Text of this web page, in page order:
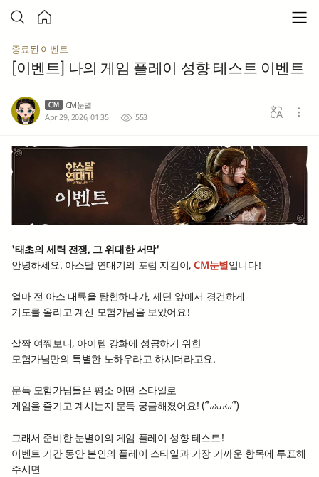
종료된 이벤트
[이벤트] 나의 게임 플레이 성향 테스트 이벤트
CM눈별
Apr 29, 2026, 01:35
553
'태초의 세력 전쟁, 그 위대한 서막'
안녕하세요. 아스달 연대기의 포럼 지킴이,CM눈별입니다!
얼마 전 아스 대륙을 탐험하다가, 제단 앞에서 경건하게
기도를 올리고 계신 모험가님을 보았어요!
살짝 여쭤보니, 아이템 강화에 성공하기 위한
모험가님만의 특별한 노하우라고 하시더라고요.
문득 모험가님들은 평소 어떤 스타일로
게임을 즐기고 계시는지 문득 궁금해졌어요! ‎(՞៸៸›⩊‹៸៸՞)
그래서 준비한 눈별이의 게임 플레이 성향 테스트!
이벤트 기간 동안 본인의 플레이 스타일과 가장 가까운 항목에 투표해
주시면